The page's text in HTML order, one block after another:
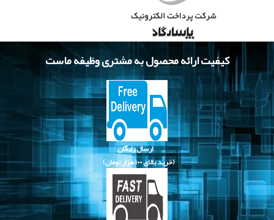
کیفیت ارائه محصول به مشتری وظیفه ماست
ارسال رایگان
(خرید بالای